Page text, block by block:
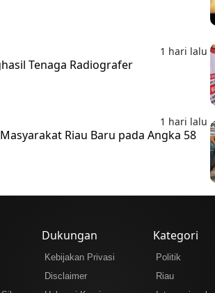
1 hari lalu
Tenaga Radiografer
1 hari lalu
Riau Baru pada Angka 58
Dukungan
Kebijakan Privasi
Disclaimer
Kategori
Politik
Riau